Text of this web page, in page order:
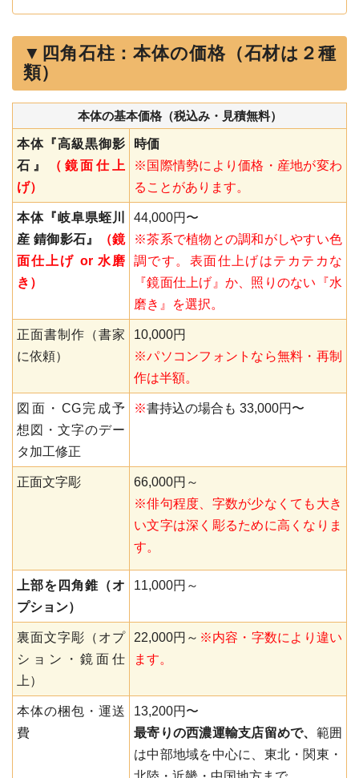
▼四角石柱：本体の価格（石材は２種
類）
本体の基本価格（税込み・見積無料）
本体『高級黒御影
石』
（鏡面仕上
げ）
時価
※国際情勢により価格・産地が変わ
ることがあります。
本体『岐阜県蛭川
産 錆御影石』
（鏡
面仕上げ or 水磨
き）
44,000円〜
※茶系で植物との調和がしやすい色
調です。表面仕上げはテカテカな
『鏡面仕上げ』か、照りのない『水
磨き』を選択。
正面書制作（書家
に依頼）
10,000円
※パソコンフォントなら無料・再制
作は半額。
図面・CG完成予
想図・文字のデー
タ加工修正
※書持込の場合も 33,000円〜
正面文字彫
66,000円～
※俳句程度、字数が少なくても大き
い文字は深く彫るために高くなりま
す。
上部を四角錐（オ
プション）
11,000円～
裏面文字彫（オプ
ション・鏡面仕
上）
22,000円～ ※内容・字数により違い
ます。
本体の梱包・運送
費
13,200円〜
最寄りの西濃運輸支店留めで、 範囲
は中部地域を中心に、東北・関東・